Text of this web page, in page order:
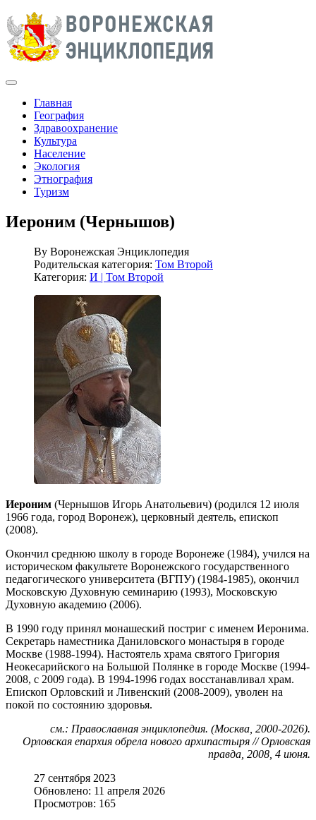
Главная
География
Здравоохранение
Культура
Население
Экология
Этнография
Туризм
Иероним (Чернышов)
By Воронежская Энциклопедия
Родительская категория: Том Второй
Категория: И | Том Второй
Иероним (Чернышов Игорь Анатольевич) (родился 12 июля
1966 года, город Воронеж), церковный деятель, епископ
(2008).
Окончил среднюю школу в городе Воронеже (1984), учился на
историческом факультете Воронежского государственного
педагогического университета (ВГПУ) (1984-1985), окончил
Московскую Духовную семинарию (1993), Московскую
Духовную академию (2006).
В 1990 году принял монашеский постриг с именем Иеронима.
Секретарь наместника Даниловского монастыря в городе
Москве (1988-1994). Настоятель храма святого Григория
Неокесарийского на Большой Полянке в городе Москве (1994-
2008, с 2009 года). В 1994-1996 годах восстанавливал храм.
Епископ Орловский и Ливенский (2008-2009), уволен на
покой по состоянию здоровья.
см.: Православная энциклопедия. (Москва, 2000-2026).
Орловская епархия обрела нового архипастыря // Орловская
правда, 2008, 4 июня.
27 сентября 2023
Обновлено: 11 апреля 2026
Просмотров: 165